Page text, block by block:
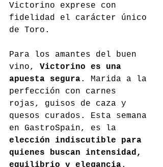
Victorino exprese con
fidelidad el carácter único
de Toro.
Para los amantes del buen
vino, Victorino es una
apuesta segura. Marida a la
perfección con carnes
rojas, guisos de caza y
quesos curados. Esta semana
en GastroSpain, es la
elección indiscutible para
quienes buscan intensidad,
equilibrio y elegancia.